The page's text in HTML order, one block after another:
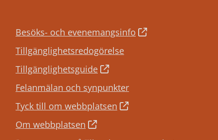
Besöks- och evenemangsinfo
Tillgänglighetsredogörelse
Tillgänglighetsguide
Felanmälan och synpunkter
Tyck till om webbplatsen
Om webbplatsen